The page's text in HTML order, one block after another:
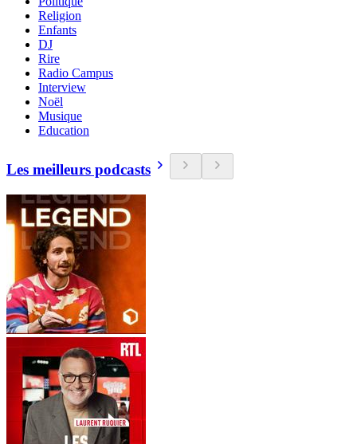
Religion
Enfants
DJ
Rire
Radio Campus
Interview
Noël
Musique
Education
Les meilleurs podcasts